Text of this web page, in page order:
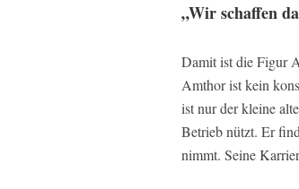
„Wir schaffen
Damit ist die Figur
Amthor ist kein
ist nur der kleine
Betrieb nützt. Er
nimmt. Seine